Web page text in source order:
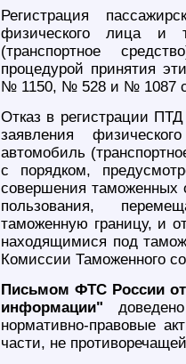
Регистрация
физического лица и
(транспортное
процедурой принятия
№ 1150, № 528 и № 1087
Отказ в регистрации
заявления
автомобиль
с порядком,
совершения таможенных
пользования,
таможенную границу, и
находящимися под
Комиссии Таможенного
Письмом ФТС России от
информации"
нормативно-правовые
части, не